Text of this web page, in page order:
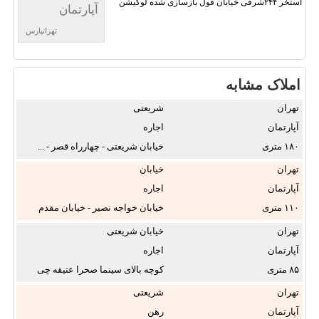
آپارتمان
تهرانپارس
استخر ۲۴۴شرقی خیابان فول بازسازی شده لوکیشن
املاک مشابه
تهران
شریعتی
آپارتمان
اجاره
۱۸۰
خیابان شریعتی - چهارراه قصر - ...
تهران
خیابان
شریعتی
آپارتمان
اجاره
۱۱۰
خیابان خواجه نصیر - خیابان‌ مقدم
تهران
خیابان شریعتی
آپارتمان
اجاره
۸۵
کوچه بالای سینما صحرا عتیقه چی
تهران
شریعتی
آپارتمان
رهن